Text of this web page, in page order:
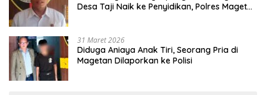
Desa Taji Naik ke Penyidikan, Polres Magetan
31 Maret 2026
Diduga Aniaya Anak Tiri, Seorang Pria di
Magetan Dilaporkan ke Polisi